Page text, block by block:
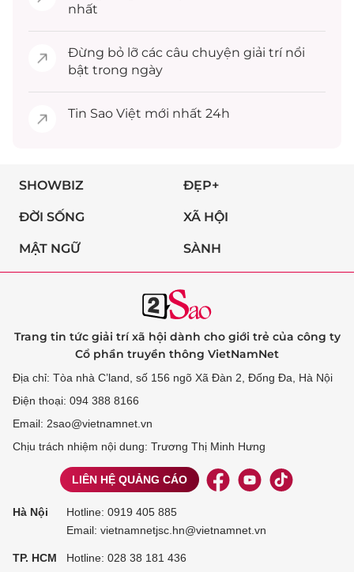
nhất
Đừng bỏ lỡ các câu chuyện giải trínổi
bật trong ngày
Tin Sao Việt mới nhất 24h
SHOWBIZ ĐẸP+
ĐỜI SỐNG XÃ HỘI
MẬT NGỮ SÀNH
Trang tin tức giải trí xã hội dành cho giới trẻ của công ty
Cổ phần truyền thông VietNamNet
Địa chỉ: Tòa nhà C’land, số 156 ngõ Xã Đàn 2, Đống Đa, Hà Nội
Điện thoại: 094 388 8166
Email: 2sao@vietnamnet.vn
Chịu trách nhiệm nội dung: Trương Thị Minh Hưng
LIÊN HỆ QUẢNG CÁO
Hà Nội Hotline: 0919 405 885
Email: vietnamnetjsc.hn@vietnamnet.vn
TP. HCM Hotline: 028 38 181 436